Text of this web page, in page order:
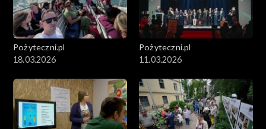
Pożyteczni.pl
18.03.2026
Pożyteczni.pl
11.03.2026